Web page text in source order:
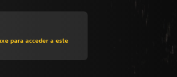
original de US$29.99
para acceder a este